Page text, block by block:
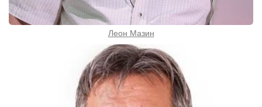
Леон Мазин